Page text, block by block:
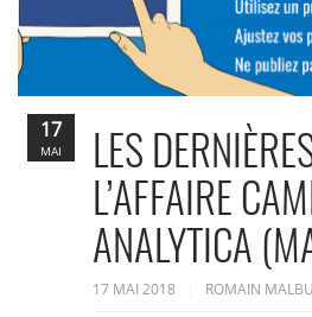
LES
L’AFFAIRE
ANALYTICA
17 MAI 2018 ROMAIN
17
MAI